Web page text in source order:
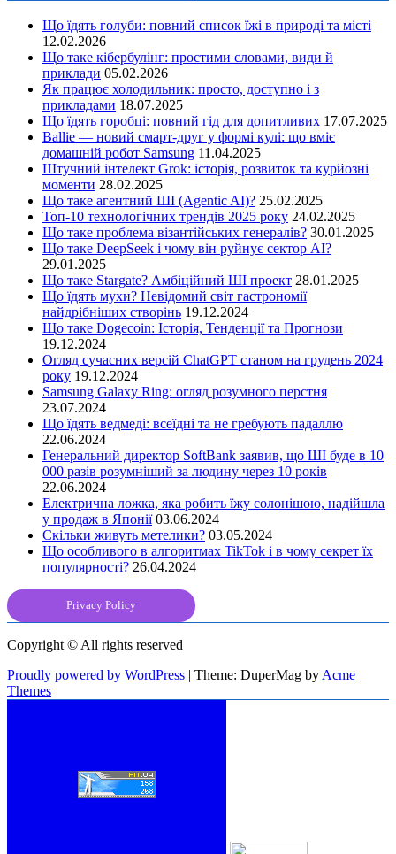
Що їдять голуби: повний список їжі в природі та місті
12.02.2026
Що таке кібербулінг: простими словами, види й
приклади 05.02.2026
Як працює холодильник: просто, доступно і з
прикладами 18.07.2025
Що їдять горобці: повний гід для допитливих 17.07.2025
Ballie — новий смарт-друг у формі кулі: що вміє
домашній робот Samsung 11.04.2025
Штучний інтелект Grok: історія, розвиток та курйозні
моменти 28.02.2025
Що таке агентний ШІ (Agentic AI)? 25.02.2025
Топ-10 технологічних трендів 2025 року 24.02.2025
Що таке проблема візантійських генералів? 30.01.2025
Що таке DeepSeek і чому він руйнує сектор АІ?
29.01.2025
Що таке Stargate? Амбіційний ШІ проект 28.01.2025
Що їдять мухи? Невідомий світ гастрономії
найдрібніших створінь 19.12.2024
Що таке Dogecoin: Історія, Тенденції та Прогнози
19.12.2024
Огляд сучасних версій ChatGPT станом на грудень 2024
року 19.12.2024
Samsung Galaxy Ring: огляд розумного перстня
23.07.2024
Що їдять ведмеді: всеїдні та не гребують падаллю
22.06.2024
Генеральний директор SoftBank заявив, що ШІ буде в 10
000 разів розумніший за людину через 10 років
22.06.2024
Електрична ложка, яка робить їжу солонішою, надійшла
у продаж в Японії 03.06.2024
Скільки живуть метелики? 03.05.2024
Що особливого в алгоритмах TikTok і в чому секрет їх
популярності? 26.04.2024
Privacy Policy
Copyright © All rights reserved
Proudly powered by WordPress | Theme: DuperMag by Acme
Themes